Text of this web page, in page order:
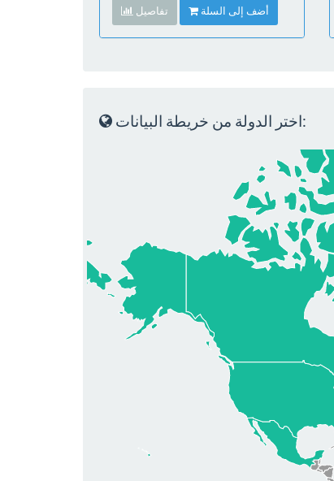
تفاصيل أضف إلى السلة
اختر الدولة من خريطة البيانات: